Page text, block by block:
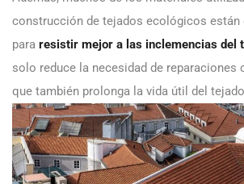
construcción de tejados ecológicos están
para resistir mejor a las inclemencias del
solo reduce la necesidad de reparaciones
que también prolonga la vida útil del